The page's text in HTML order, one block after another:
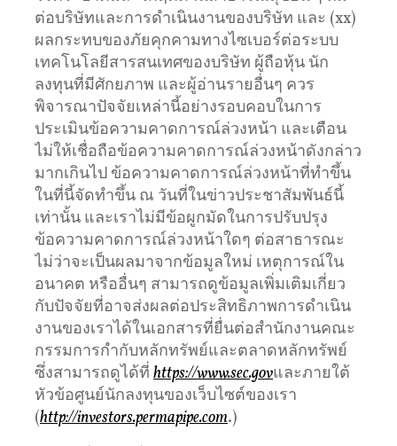
ต่อบริษัทและการดำเนินงานของบริษัท และ (xx)
ผลกระทบของภัยคุกคามทางไซเบอร์ต่อระบบ
เทคโนโลยีสารสนเทศของบริษัท ผู้ถือหุ้น นัก
ลงทุนที่มีศักยภาพ และผู้อ่านรายอื่นๆ ควร
พิจารณาปัจจัยเหล่านี้อย่างรอบคอบในการ
ประเมินข้อความคาดการณ์ล่วงหน้า และเตือน
ไม่ให้เชื่อถือข้อความคาดการณ์ล่วงหน้าดังกล่าว
มากเกินไป ข้อความคาดการณ์ล่วงหน้าที่ทำขึ้น
ในที่นี้จัดทำขึ้น ณ วันที่ในข่าวประชาสัมพันธ์นี้
เท่านั้น และเราไม่มีข้อผูกมัดในการปรับปรุง
ข้อความคาดการณ์ล่วงหน้าใดๆ ต่อสาธารณะ
ไม่ว่าจะเป็นผลมาจากข้อมูลใหม่ เหตุการณ์ใน
อนาคต หรืออื่นๆ สามารถดูข้อมูลเพิ่มเติมเกี่ยว
กับปัจจัยที่อาจส่งผลต่อประสิทธิภาพการดำเนิน
งานของเราได้ในเอกสารที่ยื่นต่อสำนักงานคณะ
กรรมการกำกับหลักทรัพย์และตลาดหลักทรัพย์
ซึ่งสามารถดูได้ที่ https://www.sec.govและภายใต้
หัวข้อศูนย์นักลงทุนของเว็บไซต์ของเรา
(http://investors.permapipe.com.)